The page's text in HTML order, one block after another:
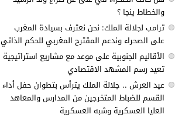
والخطاط ينجا ؟
ترامب لجلالة الملك: نحن نعترف بسيادة المغرب
على الصحراء وندعم المقترح المغربي للحكم الذاتي
الأقاليم الجنوبية على موعد مع مشاريع استراتيجية
تعيد رسم المشهد الاقتصادي
عيد العرش .. جلالة الملك يترأس بتطوان حفل أداء
القسم للضباط المتخرجين من المدارس والمعاهد
العليا العسكرية وشبه العسكرية